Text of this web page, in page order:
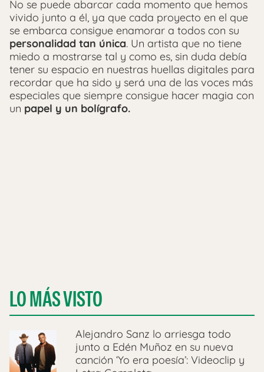
No se puede abarcar cada momento que hemos
vivido junto a él, ya que cada proyecto en el que
se embarca consigue enamorar a todos con su
personalidad tan única. Un artista que no tiene
miedo a mostrarse tal y como es, sin duda debía
tener su espacio en nuestras huellas digitales para
recordar que ha sido y será una de las voces más
especiales que siempre consigue hacer magia con
un papel y un bolígrafo.
LO MÁS VISTO
Alejandro Sanz lo arriesga todo
junto a Edén Muñoz en su nueva
canción ‘Yo era poesía’: Videoclip y